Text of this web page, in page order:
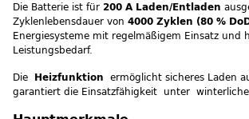
Die Batterie ist für 200 A Laden/Entladen
Zyklenlebensdauer von 4000 Zyklen (80 %
Energiesysteme mit regelmäßigem Einsatz und
Leistungsbedarf.
Die Heizfunktion ermöglicht sicheres Laden
garantiert die Einsatzfähigkeit unter